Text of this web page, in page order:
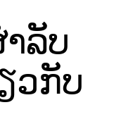
ລັບ
ວກັບ